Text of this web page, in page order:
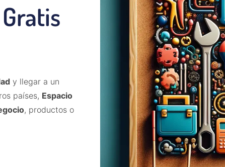
y llegar a un
países, Espacio
, productos o